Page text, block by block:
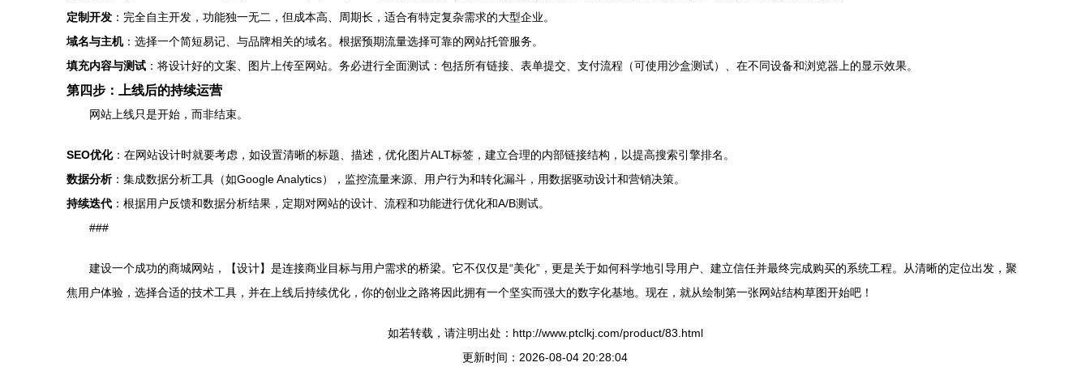
定制开发 ：完全自主开发，功能独一无二，但成本高、周期长，适合有特定复杂需求的大型企业。
域名与主机：选择一个简短易记、与品牌相关的域名。根据预期流量选择可靠的网站托管服务。
填充内容与测试 ：将设计好的文案、图片上传至网站。务必进行全面测试：包括所有链接、表单提交、支付流程（可使用沙盒测试）、在不同设备和浏览器上的显示效果。
第四步：上线后的持续运营
网站上线只是开始，而非结束。
SEO优化：在网站设计时就要考虑，如设置清晰的标题、描述，优化图片ALT标签，建立合理的内部链接结构，以提高搜索引擎排名。
数据分析：集成数据分析工具（如Google Analytics），监控流量来源、用户行为和转化漏斗，用数据驱动设计和营销决策。
持续迭代 ：根据用户反馈和数据分析结果，定期对网站的设计、流程和功能进行优化和A/B测试。
###
建设一个成功的商城网站，【设计】是连接商业目标与用户需求的桥梁。它不仅仅是“美化”，更是关于如何科学地引导用户、建立信任并最终完成购买的系统工程。从清晰的定位出发，聚
焦用户体验，选择合适的技术工具，并在上线后持续优化，你的创业之路将因此拥有一个坚实而强大的数字化基地。现在，就从绘制第一张网站结构草图开始吧！
如若转载，请注明出处：http://www.ptclkj.com/product/83.html
更新时间：2026-08-04 20:28:04